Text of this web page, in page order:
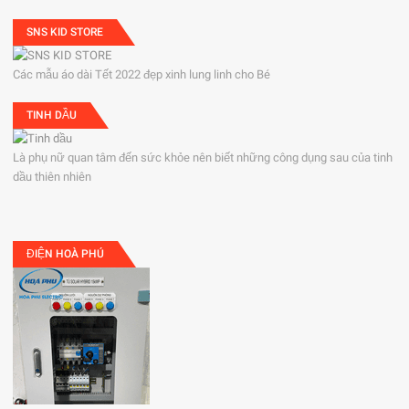
SNS KID STORE
Các mẫu áo dài Tết 2022 đẹp xinh lung linh cho Bé
TINH DẦU
Là phụ nữ quan tâm đến sức khỏe nên biết những công dụng sau của tinh
dầu thiên nhiên
ĐIỆN HOÀ PHÚ